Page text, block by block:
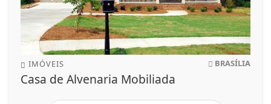
IMÓVEIS BRASÍLIA
Casa de Alvenaria Mobiliada